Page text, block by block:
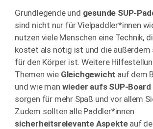
Grundlegende und gesunde SUP-
sind nicht nur für Vielpaddler*innen
nutzen viele Menschen eine Technik,
kostet als nötig ist und die außerdem
für den Körper ist. Weitere
Themen wie Gleichgewicht auf dem
und wie man wieder aufs SUP-Board
sorgen für mehr Spaß und vor allem
Zudem sollten alle Paddler*innen
sicherheitsrelevante Aspekteauf